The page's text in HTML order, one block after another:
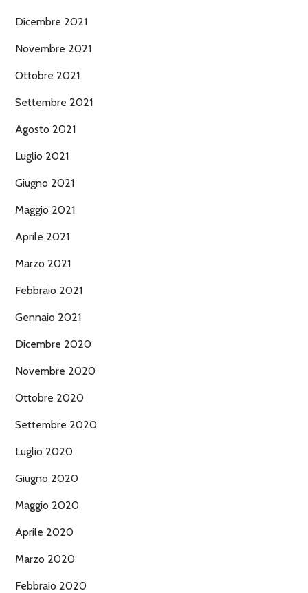
Dicembre 2021
Novembre 2021
Ottobre 2021
Settembre 2021
Agosto 2021
Luglio 2021
Giugno 2021
Maggio 2021
Aprile 2021
Marzo 2021
Febbraio 2021
Gennaio 2021
Dicembre 2020
Novembre 2020
Ottobre 2020
Settembre 2020
Luglio 2020
Giugno 2020
Maggio 2020
Aprile 2020
Marzo 2020
Febbraio 2020